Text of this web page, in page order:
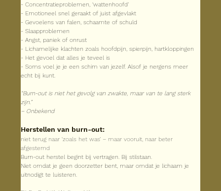
- Concentratieproblemen, ‘wattenhoofd’
- Emotioneel snel geraakt of juist afgevlakt
- Gevoelens van falen, schaamte of schuld
- Slaapproblemen
- Angst, paniek of onrust
- Lichamelijke klachten zoals hoofdpijn, spierpijn, hartkloppingen
- Het gevoel dat alles je teveel is
- Soms voel je je een schim van jezelf. Alsof je nergens meer
echt bij kunt.
“Burn-out is niet het gevolg van zwakte, maar van te lang sterk
zijn.”
– Onbekend
Herstellen van burn-out:
niet terug naar ‘zoals het was’ – maar vooruit, naar beter
afgestemd
Burn-out herstel begint bij vertragen. Bij stilstaan.
Niet omdat je geen doorzetter bent, maar omdat je lichaam je
uitnodigt te luisteren.